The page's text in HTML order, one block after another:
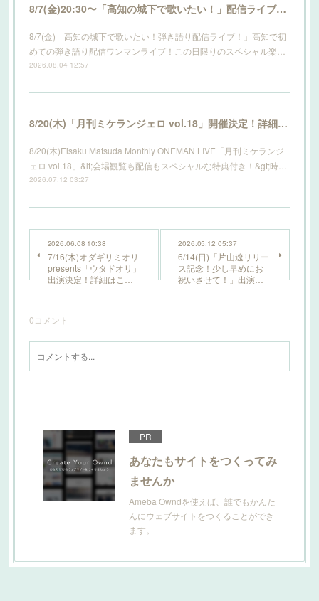
8/7(金)20:30〜「高知の城下で歌いたい！」配信ライブ開催！詳細はこちら！
8/7(金)「高知の城下で歌いたい！弾き語り配信ライブ！」高知で初
めての弾き語り配信ワンマンライブ！この日限りのスペシャル楽…
2026.08.04 12:57
8/20(木)「月刊ミケランジェロ vol.18」開催決定！詳細はこちら！
8/20(木)Eisaku Matsuda Monthly ONEMAN LIVE「月刊ミケランジ
ェロ vol.18」&lt;会場観覧も配信もスペシャルな特典付き！&gt;時…
2026.07.12 03:27
2026.06.08 10:38
7/16(木)オダギリミオリ
presents「ウタドオリ」
出演決定！詳細はこ…
2026.05.12 05:37
6/14(日)「片山遼リリー
ス記念！少し早めにお
祝いさせて！」出演…
0コメント
PR
あなたもサイトをつくってみ
ませんか
Ameba Owndを使えば、誰でもかんた
んにウェブサイトをつくることができ
ます。